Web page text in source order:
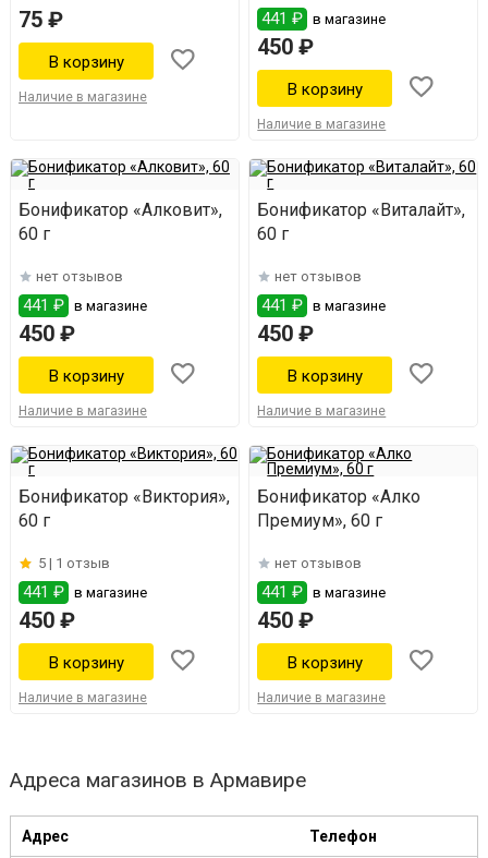
75 ₽
Наличие в магазине
441 ₽ в магазине
450 ₽
Наличие в магазине
Бонификатор «Алковит»,
60 г
нет отзывов
441 ₽ в магазине
450 ₽
Наличие в магазине
Бонификатор «Виталайт»,
60 г
нет отзывов
441 ₽ в магазине
450 ₽
Наличие в магазине
Бонификатор «Виктория»,
60 г
5 | 1 отзыв
441 ₽ в магазине
450 ₽
Наличие в магазине
Бонификатор «Алко
Премиум», 60 г
нет отзывов
441 ₽ в магазине
450 ₽
Наличие в магазине
Адреса магазинов в Армавире
Адрес Телефон